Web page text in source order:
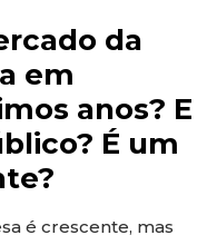
da
em
anos? E
É um
é crescente, mas